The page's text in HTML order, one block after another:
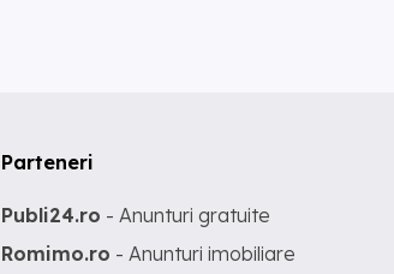
Parteneri
Publi24.ro - Anunturi gratuite
Romimo.ro - Anunturi imobiliare